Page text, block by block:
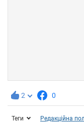
2 0
Теги Редакційна